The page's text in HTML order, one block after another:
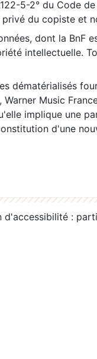
5-2° du Code
du copiste et
dont la BnF
intellectuelle.
dématérialisés
Music
implique une
d'une
d'accessibilité :